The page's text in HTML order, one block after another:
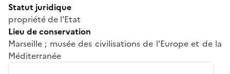
Statut juridique
propriété de l'Etat
Lieu de conservation
Marseille ; musée des civilisations de l'Europe et de la
Méditerranée